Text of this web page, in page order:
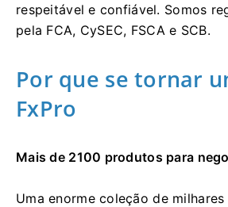
respeitável e confiável. Somos
pela FCA, CySEC, FSCA e SCB.
Por que se tornar
FxPro
Mais de 2100 produtos para
Uma enorme coleção de milhares